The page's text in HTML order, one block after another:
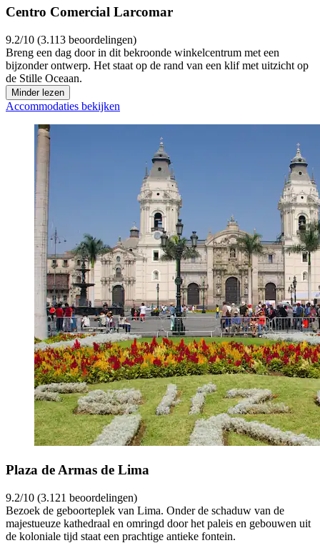
Centro Comercial Larcomar
9.2/10 (3.113 beoordelingen)
Breng een dag door in dit bekroonde winkelcentrum met een
bijzonder ontwerp. Het staat op de rand van een klif met uitzicht op
de Stille Oceaan.
Minder lezen
Accommodaties bekijken
Plaza de Armas de Lima
9.2/10 (3.121 beoordelingen)
Bezoek de geboorteplek van Lima. Onder de schaduw van de
majestueuze kathedraal en omringd door het paleis en gebouwen uit
de koloniale tijd staat een prachtige antieke fontein.